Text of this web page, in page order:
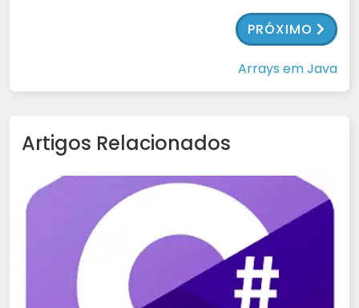
PRÓXIMO
Arrays em Java
Artigos Relacionados